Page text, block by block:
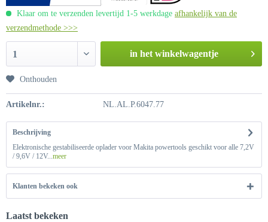
Klaar om te verzenden levertijd 1-5 werkdage afhankelijk van de
verzendmethode >>>
1 in het winkelwagentje
Onthouden
Artikelnr.: NL.AL.P.6047.77
Beschrijving
Elektronische gestabiliseerde oplader voor Makita powertools geschikt voor alle 7,2V
/ 9,6V / 12V...meer
Klanten bekeken ook
Laatst bekeken